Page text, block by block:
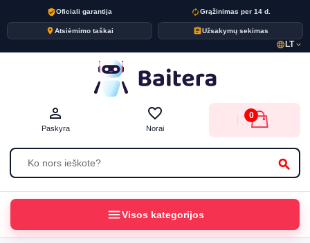
verified_userOficiali garantija autorenewGrąžinimas per 14 d.
placeAtsiėmimo taškai assignmentUžsakymų sekimas
language LTexpand_more
search
person_outline
Paskyra
favorite_border
Norai
0
menuVisos kategorijos